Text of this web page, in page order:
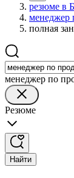
резюме в
менеджер
полная
менеджер по
Резюме
Найти